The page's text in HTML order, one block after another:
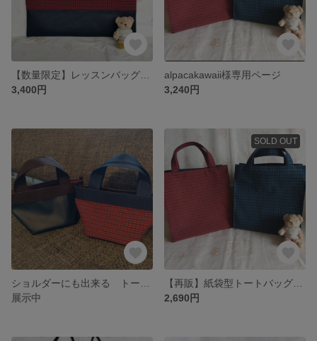
3,400円
alpacakawaii様専用ページ
3,240円
展示中
SOLD OUT
2,690円